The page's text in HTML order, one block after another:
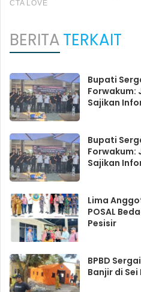
BERITATERKAIT
Bupati
Forwakum:
Sajikan
Bupati
Forwakum:
Sajikan
Lima
POSAL
Pesisir
BPBD
Banjir di